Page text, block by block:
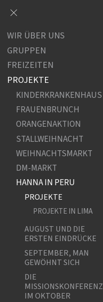
WIR ÜBER UNS
GRUPPEN
FREIZEITEN
PROJEKTE
KINDERKRANKENHAUS
FRAUENBRUNCH
ORANGENAKTION
STALLWEIHNACHT
WEIHNACHTSMARKT
DM-MARKT
HANNA IN PERU
PROJEKTE
PROJEKTE IN LIMA
AUGUST UND DIE
ERSTEN EINDRÜCKE
SEPTEMBER, MAN
GEWÖHNT SICH
DIE
MISSIONSKONFERENZ
IM OKTOBER